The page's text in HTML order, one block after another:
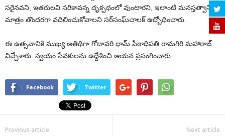
సరైనవని, ఇతరులవి సరికావన్న దృక్పథంలో వుంటారని, ఇలాంటి మనస్తత్వాన్ని
మాత్రం తొందరగా వదిలించుకోవాలని సర్‌సంఘ్‌చాలక్ ఉద్బోధించారు.
ఈ ఉత్సవానికి ముఖ్య అతిథిగా గోదావరి ధామ్‌ పీఠాధిపతి రామగిరి మహారాజ్‌
విచ్చేశారు. స్వయం సేవకులను ఉద్దేశించి ఆయన ప్రసంగించారు.
Facebook Twitter
Previous article Next article